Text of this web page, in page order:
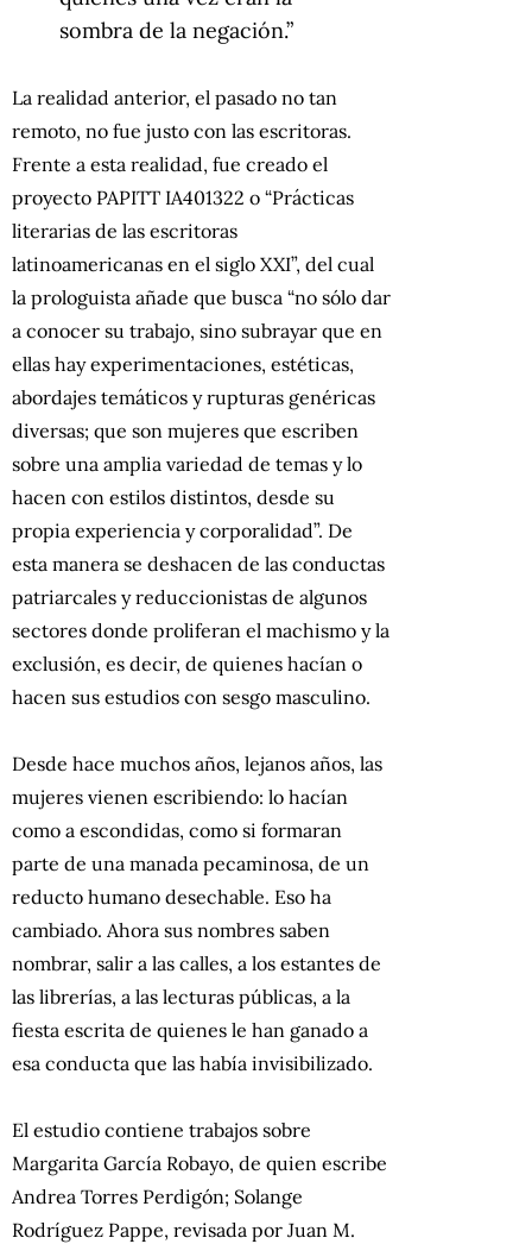
sombra de la negación.”
La realidad anterior, el pasado no tan
remoto, no fue justo con las escritoras.
Frente a esta realidad, fue creado el
proyecto PAPITT IA401322 o “Prácticas
literarias de las escritoras
latinoamericanas en el siglo XXI”, del cual
la prologuista añade que busca “no sólo dar
a conocer su trabajo, sino subrayar que en
ellas hay experimentaciones, estéticas,
abordajes temáticos y rupturas genéricas
diversas; que son mujeres que escriben
sobre una amplia variedad de temas y lo
hacen con estilos distintos, desde su
propia experiencia y corporalidad”. De
esta manera se deshacen de las conductas
patriarcales y reduccionistas de algunos
sectores donde proliferan el machismo y la
exclusión, es decir, de quienes hacían o
hacen sus estudios con sesgo masculino.
Desde hace muchos años, lejanos años, las
mujeres vienen escribiendo: lo hacían
como a escondidas, como si formaran
parte de una manada pecaminosa, de un
reducto humano desechable. Eso ha
cambiado. Ahora sus nombres saben
nombrar, salir a las calles, a los estantes de
las librerías, a las lecturas públicas, a la
fiesta escrita de quienes le han ganado a
esa conducta que las había invisibilizado.
El estudio contiene trabajos sobre
Margarita García Robayo, de quien escribe
Andrea Torres Perdigón; Solange
Rodríguez Pappe, revisada por Juan M.